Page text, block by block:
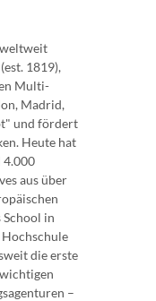
weltweit
1819),
Multi-
Madrid,
und fördert
Heute hat
4.000
aus über
School in
die erste
–